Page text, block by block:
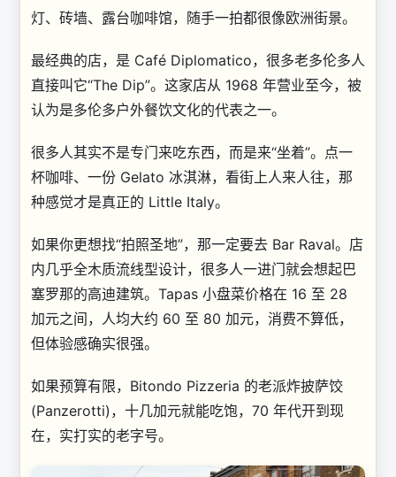
灯、砖墙、露台咖啡馆，随手一拍都很像欧洲街景。
最经典的店，是 Café Diplomatico，很多老多伦多人
直接叫它“The Dip”。这家店从 1968 年营业至今，被
认为是多伦多户外餐饮文化的代表之一。
很多人其实不是专门来吃东西，而是来“坐着”。点一
杯咖啡、一份 Gelato 冰淇淋，看街上人来人往，那
种感觉才是真正的 Little Italy。
如果你更想找“拍照圣地”，那一定要去 Bar Raval。店
内几乎全木质流线型设计，很多人一进门就会想起巴
塞罗那的高迪建筑。Tapas 小盘菜价格在 16 至 28
加元之间，人均大约 60 至 80 加元，消费不算低，
但体验感确实很强。
如果预算有限，Bitondo Pizzeria 的老派炸披萨饺
(Panzerotti)，十几加元就能吃饱，70 年代开到现
在，实打实的老字号。